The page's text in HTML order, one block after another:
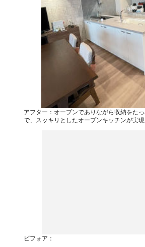
アフター：オープンでありながら収納をた
で、スッキリとしたオープンキッチンが実現
ビフォア：